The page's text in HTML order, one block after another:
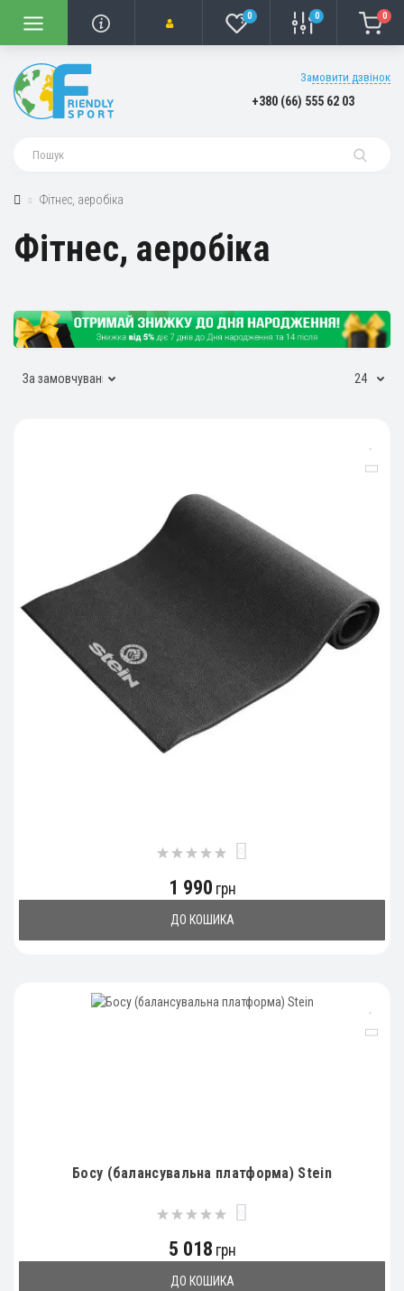
0 0 0
Замовити дзвінок
+380 (66) 555 62 03
Фітнес, аеробіка
Фітнес, аеробіка
1 990 грн
ДО КОШИКА
Босу (балансувальна платформа) Stein
5 018 грн
ДО КОШИКА